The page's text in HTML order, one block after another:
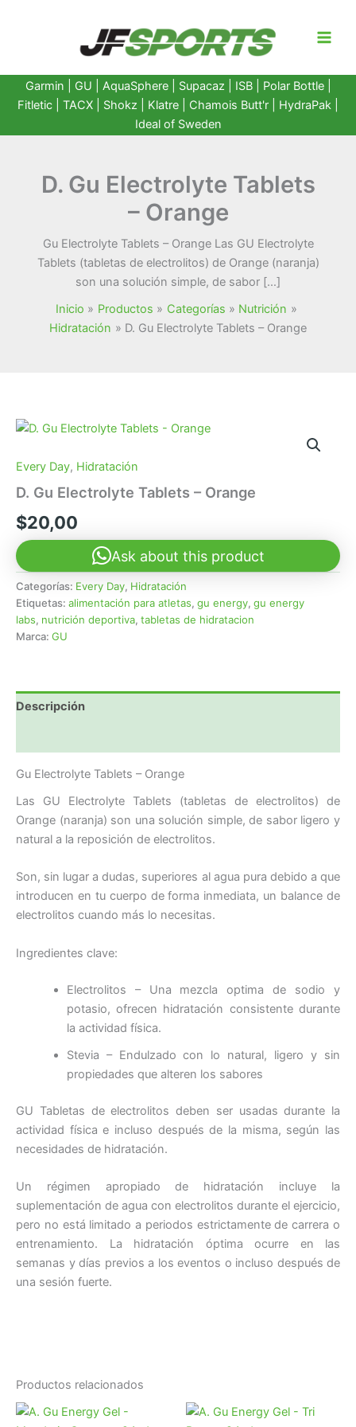
Garmin GU AquaSphere| Supacaz | ISB | Polar Bottle|
Fitletic
TACX Shokz Klatre Chamois Butt'r HydraPak
Ideal of Sweden
D. Gu Electrolyte Tablets
– Orange
Gu Electrolyte Tablets – Orange Las GU Electrolyte
Tablets (tabletas de electrolitos) de Orange (naranja)
son una solución simple, de sabor […]
Inicio
Productos Categorías
Nutrición
Hidratación
D. Gu Electrolyte Tablets – Orange
Every Day, Hidratación
D. Gu Electrolyte Tablets – Orange
$20,00
Ask about this product
Categorías: Every Day, Hidratación
Etiquetas: alimentación para atletas, gu energy, gu energy
labs, nutrición deportiva, tabletas de hidratacion
Marca: GU
Descripción
Gu Electrolyte Tablets – Orange
Las GU Electrolyte Tablets (tabletas de electrolitos) de
Orange (naranja) son una solución simple, de sabor ligero y
natural a la reposición de electrolitos.
Son, sin lugar a dudas, superiores al agua pura debido a que
introducen en tu cuerpo de forma inmediata, un balance de
electrolitos cuando más lo necesitas.
Ingredientes clave:
Electrolitos – Una mezcla optima de sodio y
potasio, ofrecen hidratación consistente durante
la actividad física.
Stevia – Endulzado con lo natural, ligero y sin
propiedades que alteren los sabores
GU Tabletas de electrolitos deben ser usadas durante la
actividad física e incluso después de la misma, según las
necesidades de hidratación.
Un régimen apropiado de hidratación incluye la
suplementación de agua con electrolitos durante el ejercicio,
pero no está limitado a periodos estrictamente de carrera o
entrenamiento. La hidratación óptima ocurre en las
semanas y días previos a los eventos o incluso después de
una sesión fuerte.
Productos relacionados